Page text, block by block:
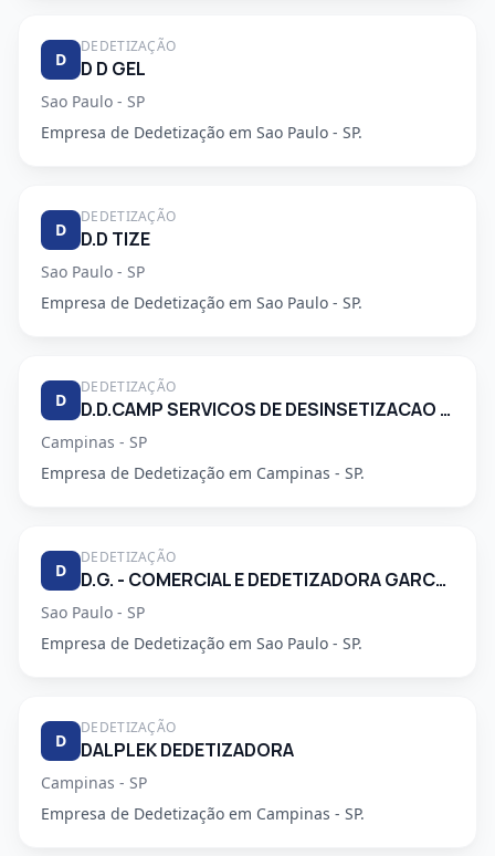
D
DEDETIZAÇÃO
D D GEL
Sao Paulo - SP
Empresa de Dedetização em Sao Paulo - SP.
D
DEDETIZAÇÃO
D.D TIZE
Sao Paulo - SP
Empresa de Dedetização em Sao Paulo - SP.
D
DEDETIZAÇÃO
D.D.CAMP SERVICOS DE DESINSETIZACAO LTDA.
Campinas - SP
Empresa de Dedetização em Campinas - SP.
D
DEDETIZAÇÃO
D.G. - COMERCIAL E DEDETIZADORA GARCA LTDA
Sao Paulo - SP
Empresa de Dedetização em Sao Paulo - SP.
D
DEDETIZAÇÃO
DALPLEK DEDETIZADORA
Campinas - SP
Empresa de Dedetização em Campinas - SP.